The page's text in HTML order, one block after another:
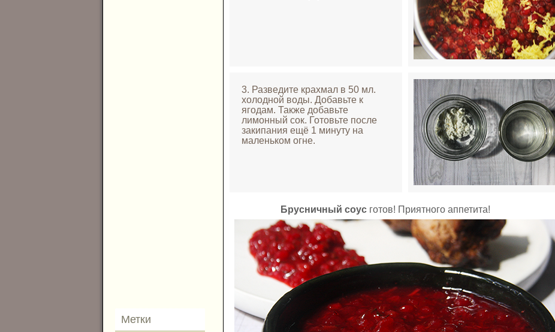
Метки
3. Разведите крахмал в 50 мл.
холодной воды. Добавьте к
ягодам. Также добавьте
лимонный сок. Готовьте после
закипания ещё 1 минуту на
маленьком огне.
Брусничный соус готов! Приятного аппетита!